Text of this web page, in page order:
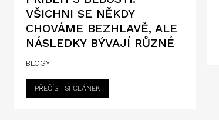
VŠICHNI SE NĚKDY
CHOVÁME BEZHLAVĚ, ALE
NÁSLEDKY BÝVAJÍ RŮZNÉ
BLOGY
PŘEČÍST SI ČLÁNEK